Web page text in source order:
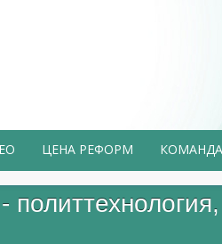
ЦЕНА РЕФОРМ КОМАНДА